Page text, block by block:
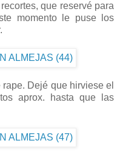
que reservé para
momento le puse los
Dejé que hirviese el
aprox. hasta que las